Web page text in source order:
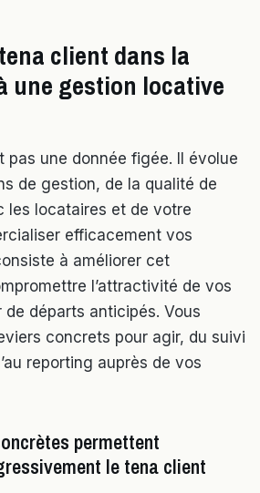
client dans la
une gestion locative
pas une donnée figée. Il évolue
de gestion, de la qualité de
les locataires et de votre
efficacement vos
à améliorer cet
l’attractivité de vos
de départs anticipés. Vous
concrets pour agir, du suivi
reporting auprès de vos
permettent
le tena client